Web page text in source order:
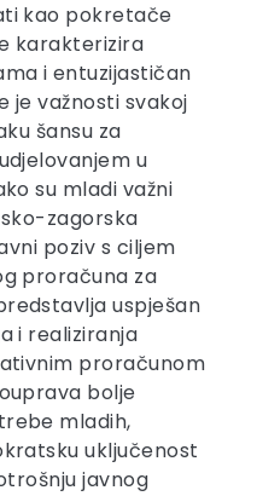
kao pokretače
karakterizira
i entuzijastičan
je važnosti svakoj
šansu za
u
su mladi važni
zagorska
poziv s ciljem
proračuna za
uspješan
i realiziranja
proračunom
bolje
mladih,
uključenost
javnog